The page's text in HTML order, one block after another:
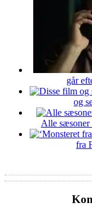
går
og
Alle sæsoner
fra